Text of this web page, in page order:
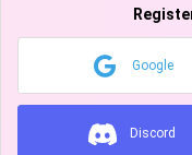
Google
Discord